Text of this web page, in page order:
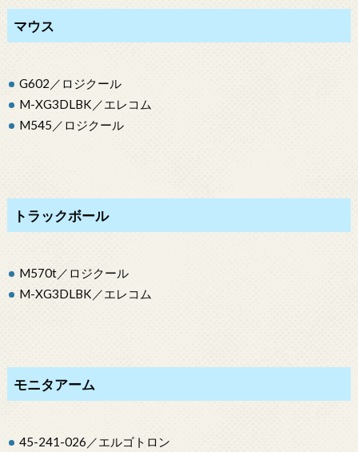
マウス
G602／ロジクール
M-XG3DLBK／エレコム
M545／ロジクール
トラックボール
M570t／ロジクール
M-XG3DLBK／エレコム
モニタアーム
45-241-026／エルゴトロン